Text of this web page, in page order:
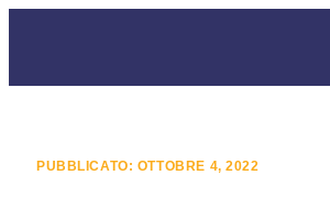
PUBBLICATO: OTTOBRE 4, 2022